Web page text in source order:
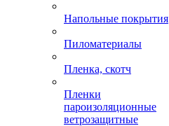
Напольные покрытия
Пиломатериалы
Пленка, скотч
Пленки
пароизоляционные
ветрозащитные